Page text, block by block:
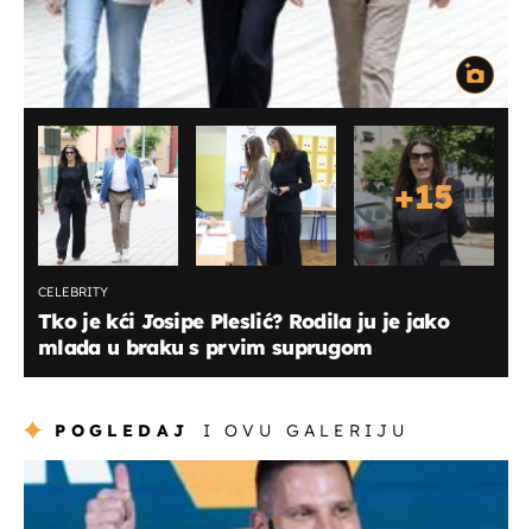
+15
CELEBRITY
Tko je kći Josipe Pleslić? Rodila ju je jako
mlada u braku s prvim suprugom
POGLEDAJ I OVU GALERIJU